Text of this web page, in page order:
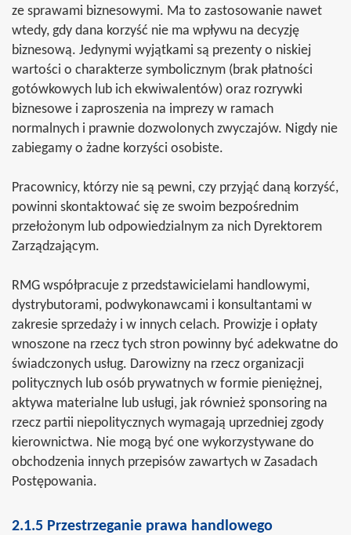
ze sprawami biznesowymi. Ma to zastosowanie nawet
wtedy, gdy dana korzyść nie ma wpływu na decyzję
biznesową. Jedynymi wyjątkami są prezenty o niskiej
wartości o charakterze symbolicznym (brak płatności
gotówkowych lub ich ekwiwalentów) oraz rozrywki
biznesowe i zaproszenia na imprezy w ramach
normalnych i prawnie dozwolonych zwyczajów. Nigdy nie
zabiegamy o żadne korzyści osobiste.
Pracownicy, którzy nie są pewni, czy przyjąć daną korzyść,
powinni skontaktować się ze swoim bezpośrednim
przełożonym lub odpowiedzialnym za nich Dyrektorem
Zarządzającym.
RMG współpracuje z przedstawicielami handlowymi,
dystrybutorami, podwykonawcami i konsultantami w
zakresie sprzedaży i w innych celach. Prowizje i opłaty
wnoszone na rzecz tych stron powinny być adekwatne do
świadczonych usług. Darowizny na rzecz organizacji
politycznych lub osób prywatnych w formie pieniężnej,
aktywa materialne lub usługi, jak również sponsoring na
rzecz partii niepolitycznych wymagają uprzedniej zgody
kierownictwa. Nie mogą być one wykorzystywane do
obchodzenia innych przepisów zawartych w Zasadach
Postępowania.
2.1.5 Przestrzeganie prawa handlowego